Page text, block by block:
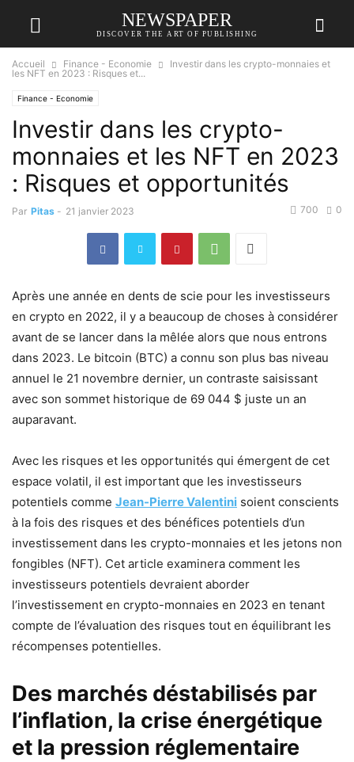
NEWSPAPER
DISCOVER THE ART OF PUBLISHING
Accueil Finance - Economie
Investir dans les crypto-monnaies et
les NFT en 2023 : Risques et...
Finance - Economie
Investir dans les crypto-
monnaies et les NFT en 2023
: Risques et opportunités
Par Pitas - 21 janvier 2023 0
700
Après une année en dents de scie pour les investisseurs
en crypto en 2022, il y a beaucoup de choses à considérer
avant de se lancer dans la mêlée alors que nous entrons
dans 2023. Le bitcoin (BTC) a connu son plus bas niveau
annuel le 21 novembre dernier, un contraste saisissant
avec son sommet historique de 69 044 $ juste un an
auparavant.
Avec les risques et les opportunités qui émergent de cet
espace volatil, il est important que les investisseurs
potentiels comme Jean-Pierre Valentini soient conscients
à la fois des risques et des bénéfices potentiels d’un
investissement dans les crypto-monnaies et les jetons non
fongibles (NFT). Cet article examinera comment les
investisseurs potentiels devraient aborder
l’investissement en crypto-monnaies en 2023 en tenant
compte de l’évaluation des risques tout en équilibrant les
récompenses potentielles.
Des marchés déstabilisés par
l’inflation, la crise énergétique
et la pression réglementaire